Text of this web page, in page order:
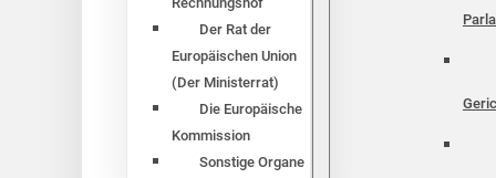
Der Rat der
Europäischen Union
(Der Ministerrat)
Die Europäische
Kommission
Sonstige Organe